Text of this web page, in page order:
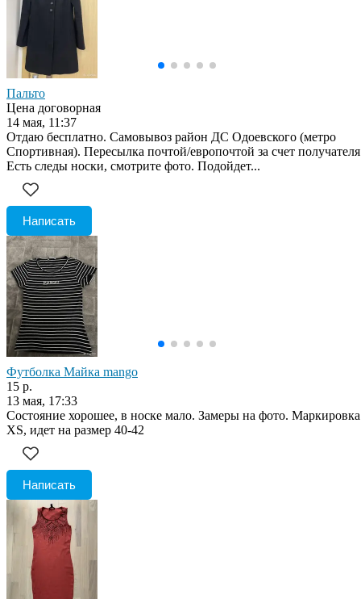
Пальто
Цена договорная
14 мая, 11:37
Отдаю бесплатно. Самовывоз район ДС Одоевского (метро
Спортивная). Пересылка почтой/европочтой за счет
Есть следы носки, смотрите фото. Подойдет...
Написать
Футболка Майка mango
15 р.
13 мая, 17:33
Состояние хорошее, в носке мало. Замеры на фото. Маркировка
XS, идет на размер 40-42
Написать